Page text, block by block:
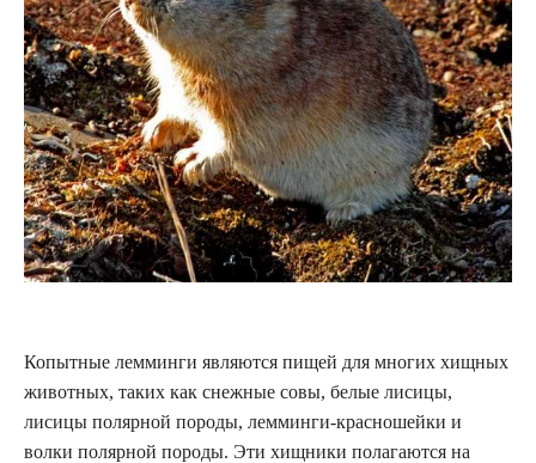
Копытные лемминги являются пищей для многих хищных
животных, таких как снежные совы, белые лисицы,
лисицы полярной породы, лемминги-красношейки и
волки полярной породы. Эти хищники полагаются на